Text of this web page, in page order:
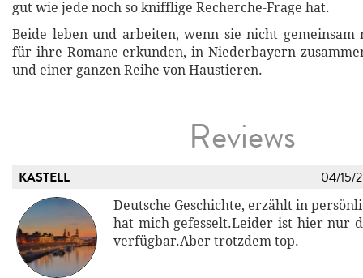
gut wie jede noch so knifflige Recherche-Frage hat.
Beide leben und arbeiten, wenn sie nicht gemeinsam
für ihre Romane erkunden, in Niederbayern
und einer ganzen Reihe von Haustieren.
Reviews
KASTELL 04/15/
Deutsche Geschichte, erzählt in
hat mich gefesselt.Leider ist hier nur
verfügbar.Aber trotzdem top.